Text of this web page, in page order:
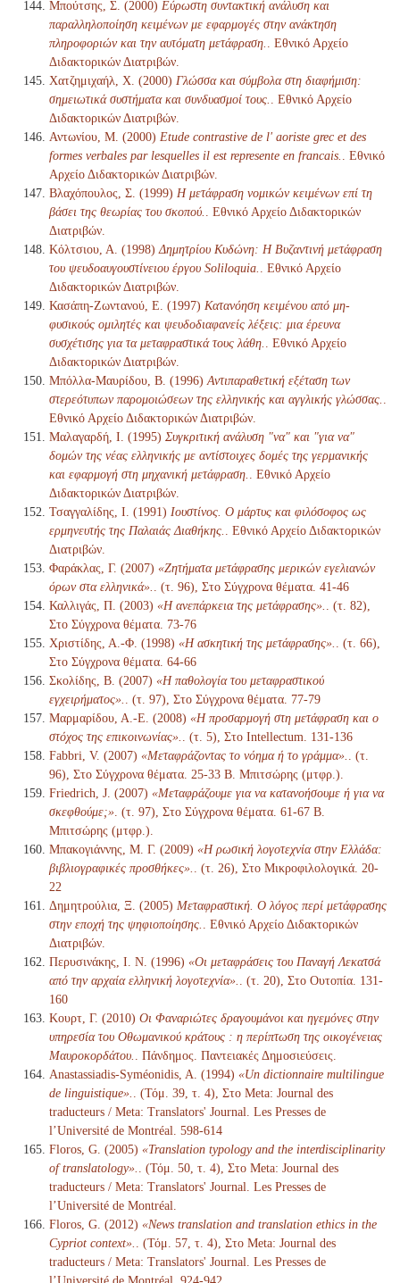
Μπούτσης, Σ. (2000) Εύρωστη συντακτική ανάλυση και
παραλληλοποίηση κειμένων με εφαρμογές στην ανάκτηση
πληροφοριών και την αυτόματη μετάφραση.
. Εθνικό Αρχείο
Διδακτορικών Διατριβών.
Χατζημιχαήλ, Χ. (2000) Γλώσσα και σύμβολα στη διαφήμιση:
σημειωτικά συστήματα και συνδυασμοί τους.
. Εθνικό Αρχείο
Διδακτορικών Διατριβών.
Αντωνίου, Μ. (2000) Etude contrastive de l' aoriste grec et des
formes verbales par lesquelles il est represente en francais.
. Εθνικό
Αρχείο Διδακτορικών Διατριβών.
Βλαχόπουλος, Σ. (1999) Η μετάφραση νομικών κειμένων επί τη
βάσει της θεωρίας του σκοπού.
. Εθνικό Αρχείο Διδακτορικών
Διατριβών.
Κόλτσιου, Α. (1998) Δημητρίου Κυδώνη: Η Βυζαντινή μετάφραση
του ψευδοαυγουστίνειου έργου Soliloquia.
. Εθνικό Αρχείο
Διδακτορικών Διατριβών.
Κασάπη-Ζωντανού, Ε. (1997) Κατανόηση κειμένου από μη-
φυσικούς ομιλητές και ψευδοδιαφανείς λέξεις: μια έρευνα
συσχέτισης για τα μεταφραστικά τους λάθη.
. Εθνικό Αρχείο
Διδακτορικών Διατριβών.
Μπόλλα-Μαυρίδου, Β. (1996) Αντιπαραθετική εξέταση των
στερεότυπων παρομοιώσεων της ελληνικής και αγγλικής γλώσσας.
Εθνικό Αρχείο Διδακτορικών Διατριβών.
Μαλαγαρδή, Ι. (1995) Συγκριτική ανάλυση "να" και "για να"
δομών της νέας ελληνικής με αντίστοιχες δομές της γερμανικής
και εφαρμογή στη μηχανική μετάφραση.
. Εθνικό Αρχείο
Διδακτορικών Διατριβών.
Τσαγγαλίδης, Ι. (1991) Ιουστίνος. Ο μάρτυς και φιλόσοφος ως
ερμηνευτής της Παλαιάς Διαθήκης.
. Εθνικό Αρχείο Διδακτορικών
Διατριβών.
Φαράκλας, Γ. (2007) «Ζητήματα μετάφρασης μερικών εγελιανών
όρων στα ελληνικά».
. (τ. 96), Στο Σύγχρονα θέματα. 41-46
Καλλιγάς, Π. (2003) «Η ανεπάρκεια της μετάφρασης».
. (τ. 82),
Στο Σύγχρονα θέματα. 73-76
Χριστίδης, Α.-Φ. (1998) «Η ασκητική της μετάφρασης».
. (τ. 66),
Στο Σύγχρονα θέματα. 64-66
Σκολίδης, Β. (2007) «Η παθολογία του μεταφραστικού
εγχειρήματος».
. (τ. 97), Στο Σύγχρονα θέματα. 77-79
Μαρμαρίδου, Α.-Ε. (2008) «Η προσαρμογή στη μετάφραση και ο
στόχος της επικοινωνίας».
. (τ. 5), Στο Intellectum. 131-136
Fabbri, V. (2007) «Μεταφράζοντας το νόημα ή το γράμμα».
. (τ.
96), Στο Σύγχρονα θέματα. 25-33 Β. Μπιτσώρης (μτφρ.).
Friedrich, J. (2007) «Μεταφράζουμε για να κατανοήσουμε ή για να
σκεφθούμε;» . (τ. 97), Στο Σύγχρονα θέματα. 61-67 Β.
Μπιτσώρης (μτφρ.).
Μπακογιάννης, Μ. Γ. (2009) «Η ρωσική λογοτεχνία στην Ελλάδα:
βιβλιογραφικές προσθήκες».
. (τ. 26), Στο Μικροφιλολογικά. 20-
22
Δημητρούλια, Ξ. (2005) Μεταφραστική. Ο λόγος περί μετάφρασης
στην εποχή της ψηφιοποίησης.
. Εθνικό Αρχείο Διδακτορικών
Διατριβών.
Περυσινάκης, Ι. Ν. (1996) «Οι μεταφράσεις του Παναγή Λεκατσά
από την αρχαία ελληνική λογοτεχνία».
. (τ. 20), Στο Ουτοπία. 131-
160
Κουρτ, Γ. (2010) Οι Φαναριώτες δραγουμάνοι και ηγεμόνες στην
υπηρεσία του Οθωμανικού κράτους : η περίπτωση της οικογένειας
Μαυροκορδάτου.
. Πάνδημος. Παντειακές Δημοσιεύσεις.
Anastassiadis-Syméonidis, A. (1994) «Un dictionnaire multilingue
de linguistique».
. (Τόμ. 39, τ. 4), Στο Meta: Journal des
traducteurs / Meta: Translators' Journal. Les Presses de
l’Université de Montréal. 598-614
Floros, G. (2005) «Translation typology and the interdisciplinarity
of translatology».
. (Τόμ. 50, τ. 4), Στο Meta: Journal des
traducteurs / Meta: Translators' Journal. Les Presses de
l’Université de Montréal.
Floros, G. (2012) «News translation and translation ethics in the
Cypriot context».
. (Τόμ. 57, τ. 4), Στο Meta: Journal des
traducteurs / Meta: Translators' Journal. Les Presses de